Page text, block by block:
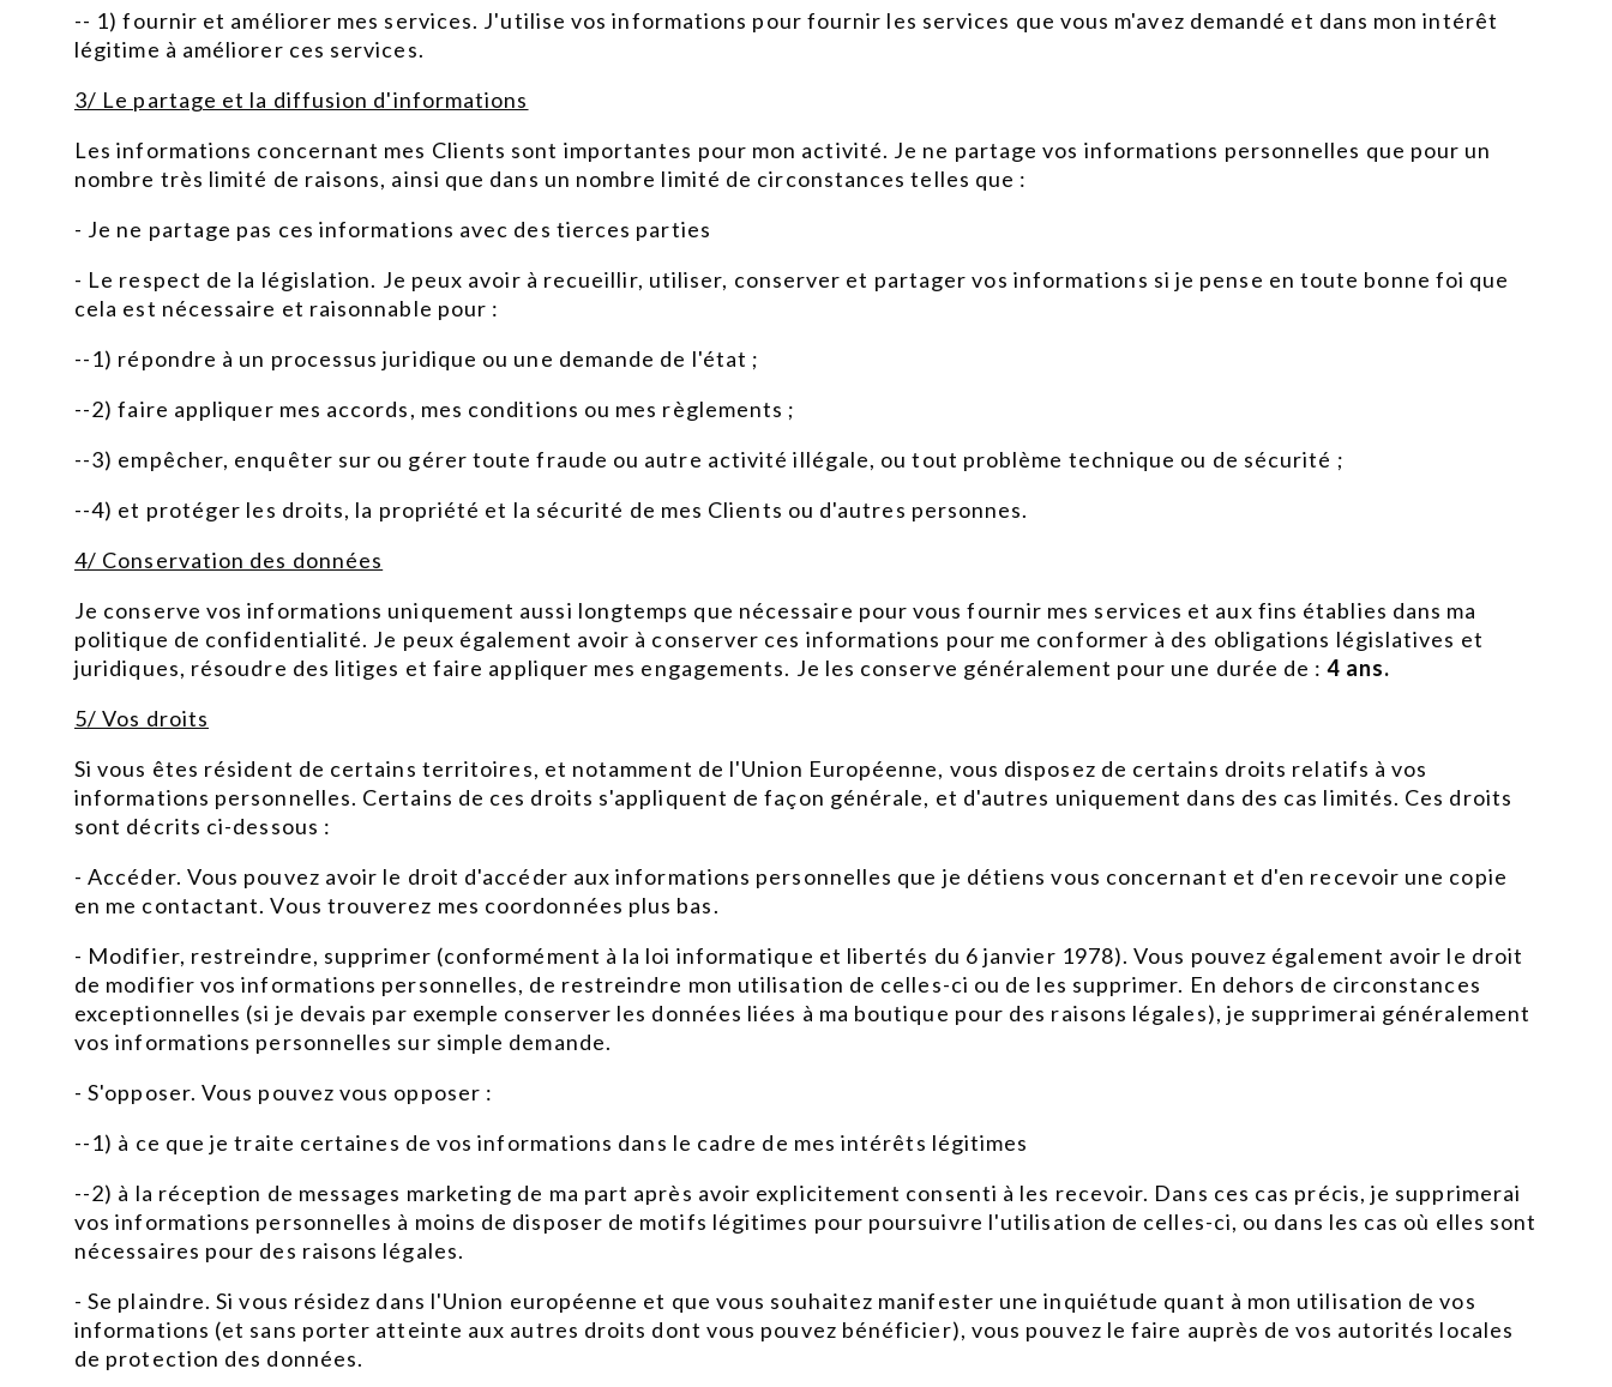
-- 1) fournir et améliorer mes services. J'utilise vos informations pour fournir les services que vous m'avez demandé et dans mon intérêt
légitime à améliorer ces services.
3/ Le partage et la diffusion d'informations
Les informations concernant mes Clients sont importantes pour mon activité. Je ne partage vos informations personnelles que pour un
nombre très limité de raisons, ainsi que dans un nombre limité de circonstances telles que :
- Je ne partage pas ces informations avec des tierces parties
- Le respect de la législation. Je peux avoir à recueillir, utiliser, conserver et partager vos informations si je pense en toute bonne foi que
cela est nécessaire et raisonnable pour :
--1) répondre à un processus juridique ou une demande de l'état ;
--2) faire appliquer mes accords, mes conditions ou mes règlements ;
--3) empêcher, enquêter sur ou gérer toute fraude ou autre activité illégale, ou tout problème technique ou de sécurité ;
--4) et protéger les droits, la propriété et la sécurité de mes Clients ou d'autres personnes.
4/ Conservation des données
Je conserve vos informations uniquement aussi longtemps que nécessaire pour vous fournir mes services et aux fins établies dans ma
politique de confidentialité. Je peux également avoir à conserver ces informations pour me conformer à des obligations législatives et
juridiques, résoudre des litiges et faire appliquer mes engagements. Je les conserve généralement pour une durée de :4 ans.
5/ Vos droits
Si vous êtes résident de certains territoires, et notamment de l'Union Européenne, vous disposez de certains droits relatifs à vos
informations personnelles. Certains de ces droits s'appliquent de façon générale, et d'autres uniquement dans des cas limités. Ces droits
sont décrits ci-dessous :
- Accéder. Vous pouvez avoir le droit d'accéder aux informations personnelles que je détiens vous concernant et d'en recevoir une copie
en me contactant. Vous trouverez mes coordonnées plus bas.
- Modifier, restreindre, supprimer (conformément à la loi informatique et libertés du 6 janvier 1978). Vous pouvez également avoir le droit
de modifier vos informations personnelles, de restreindre mon utilisation de celles-ci ou de les supprimer. En dehors de circonstances
exceptionnelles (si je devais par exemple conserver les données liées à ma boutique pour des raisons légales), je supprimerai généralement
vos informations personnelles sur simple demande.
- S'opposer. Vous pouvez vous opposer :
--1) à ce que je traite certaines de vos informations dans le cadre de mes intérêts légitimes
--2) à la réception de messages marketing de ma part après avoir explicitement consenti à les recevoir. Dans ces cas précis, je supprimerai
vos informations personnelles à moins de disposer de motifs légitimes pour poursuivre l'utilisation de celles-ci, ou dans les cas où elles sont
nécessaires pour des raisons légales.
- Se plaindre. Si vous résidez dans l'Union européenne et que vous souhaitez manifester une inquiétude quant à mon utilisation de vos
informations (et sans porter atteinte aux autres droits dont vous pouvez bénéficier), vous pouvez le faire auprès de vos autorités locales
de protection des données.